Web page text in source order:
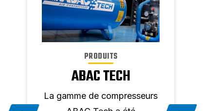
PRODUITS
ABAC TECH
La gamme de compresseurs